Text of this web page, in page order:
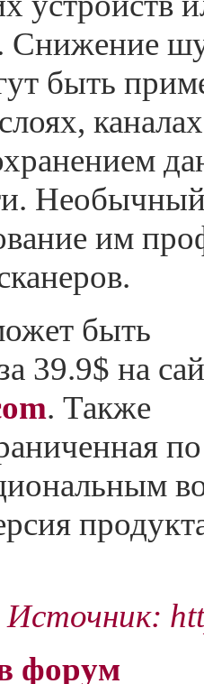
Снижение
быть
им
быть
39.9$ на
. Также
по
Источник:
форум